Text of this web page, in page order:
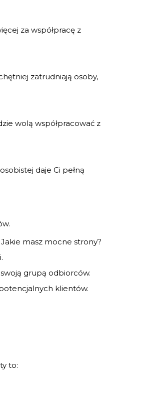
za współpracę z
zatrudniają osoby,
wolą współpracować z
daje Ci pełną
masz mocne strony?
grupą odbiorców.
klientów.
to: